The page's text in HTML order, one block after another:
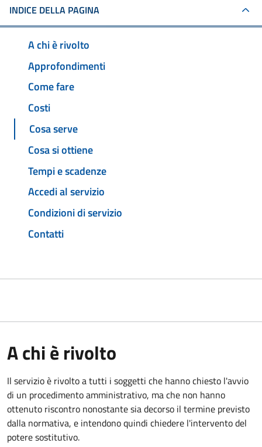
INDICE DELLA PAGINA
A chi è rivolto
Approfondimenti
Come fare
Costi
Cosa serve
Cosa si ottiene
Tempi e scadenze
Accedi al servizio
Condizioni di servizio
Contatti
A chi è rivolto
Il servizio è rivolto a tutti i soggetti che hanno chiesto l'avvio
di un procedimento amministrativo, ma che non hanno
ottenuto riscontro nonostante sia decorso il termine previsto
dalla normativa, e intendono quindi chiedere l'intervento del
potere sostitutivo.